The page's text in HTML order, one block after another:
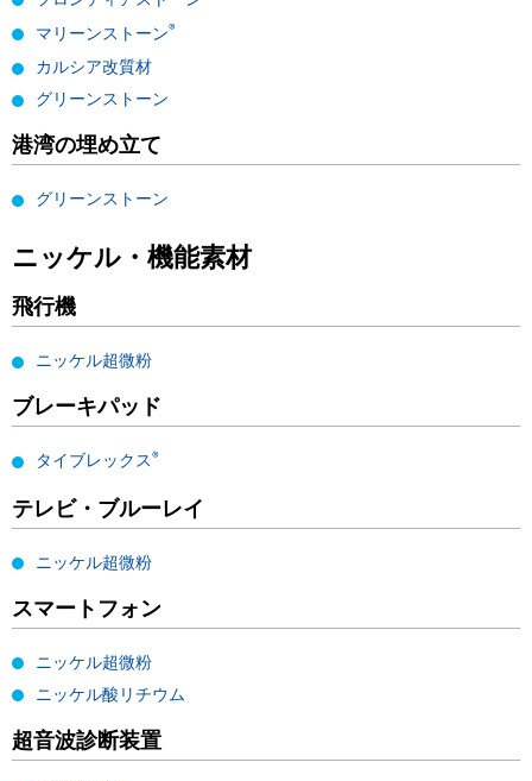
マリーンストーン®
カルシア改質材
グリーンストーン
港湾の埋め立て
グリーンストーン
ニッケル・機能素材
飛行機
ニッケル超微粉
ブレーキパッド
タイブレックス ®
テレビ・ブルーレイ
ニッケル超微粉
スマートフォン
ニッケル超微粉
ニッケル酸リチウム
超音波診断装置